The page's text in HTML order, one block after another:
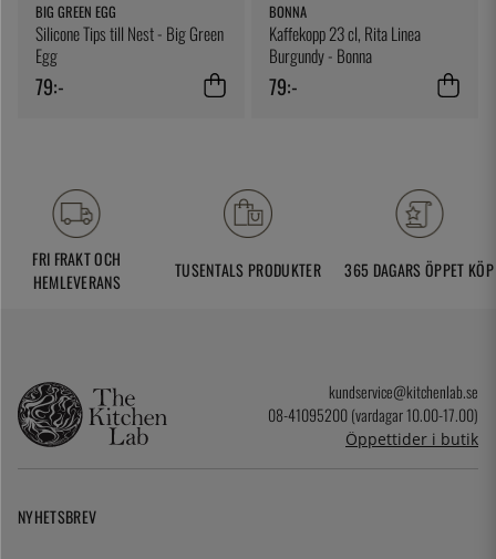
BIG GREEN EGG
Silicone Tips till Nest - Big Green
Egg
79:-
BONNA
Kaffekopp 23 cl, Rita Linea
Burgundy - Bonna
79:-
FRI FRAKT OCH
HEMLEVERANS
TUSENTALS PRODUKTER 365 DAGARS ÖPPET KÖP
kundservice@kitchenlab.se
08-41095200 (vardagar 10.00-17.00)
Öppettider i butik
NYHETSBREV